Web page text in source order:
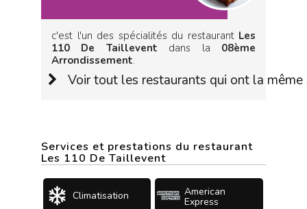
c'est l'un des spécialités du restaurant Les
110 De Taillevent dans la 08ème
Arrondissement.
Voir tout les restaurants qui ont la même
Services et prestations du restaurant
Les 110 De Taillevent
Climatisation American
Express